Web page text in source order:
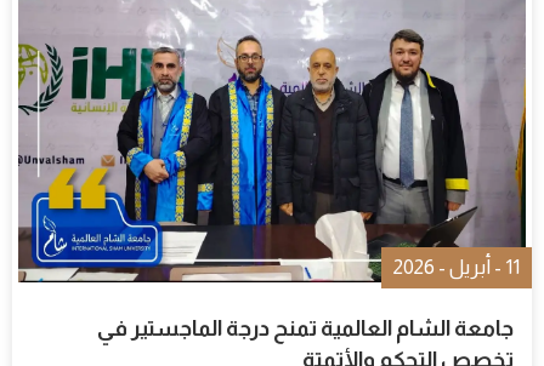
11 - أبريل - 2026
جامعة الشام العالمية تمنح درجة الماجستير في
تخصص التحكم والأتمتة